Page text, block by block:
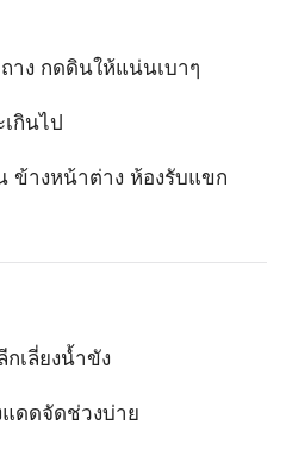
ถาง กดดินให้แน่นเบาๆ
กินไป
ข้างหน้าต่าง ห้องรับแขก
กเลี่ยงน้ำขัง
แดดจัดช่วงบ่าย